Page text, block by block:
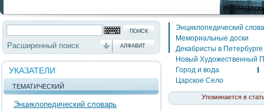
Расширенный поиск АЛФАВИТ
УКАЗАТЕЛИ
ТЕМАТИЧЕСКИЙ
Энциклопедический словарь
Энциклопедический
Мемориальные доски
Декабристы в Петербурге
Новый Художественный
Город и вода
Царское Село
Упоминается в